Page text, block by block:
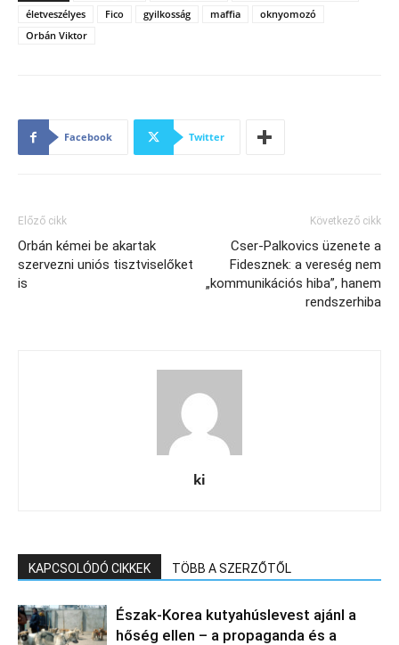
életveszélyes
Fico gyilkosság maffia
oknyomozó
Orbán Viktor
Facebook Twitter
Előző cikk
Orbán kémei be akartak
szervezni uniós tisztviselőket
is
Következő cikk
Cser-Palkovics üzenete a
Fidesznek: a vereség nem
„kommunikációs hiba”, hanem
rendszerhiba
ki
KAPCSOLÓDÓ CIKKEK TÖBB A SZERZŐTŐL
Észak‑Korea kutyahúslevest ajánl a
hőség ellen – a propaganda és a